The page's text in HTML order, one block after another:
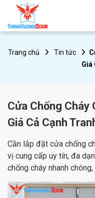
Trang chủ Tin tức
Giá
Cửa Chống Cháy
Giá Cả Cạnh
Cần lắp đặt cửa chống
vị cung cấp uy tín, đa
chống cháy nhanh